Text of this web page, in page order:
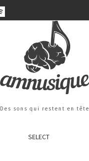
Des sons qui restent en tête
SELECT